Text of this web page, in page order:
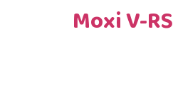
Moxi V-RS